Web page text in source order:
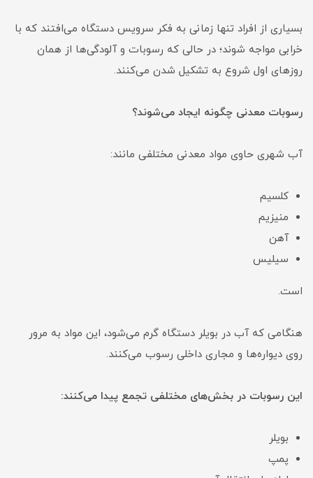
بسیاری از افراد تنها زمانی به فکر سرویس دستگاه می‌افتند که با
خرابی مواجه شوند؛ در حالی که رسوبات و آلودگی‌ها از همان
روزهای اول شروع به تشکیل شدن می‌کنند.
رسوبات معدنی چگونه ایجاد می‌شوند؟
آب شهری حاوی مواد معدنی مختلفی مانند:
کلسیم
منیزیم
آهن
سیلیس
است.
هنگامی که آب در بویلر دستگاه گرم می‌شود، این مواد به مرور
روی دیواره‌ها و مجاری داخلی رسوب می‌کنند.
این رسوبات در بخش‌های مختلفی تجمع پیدا می‌کنند:
بویلر
پمپ